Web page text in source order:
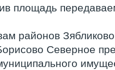
площадь
районов
Северное